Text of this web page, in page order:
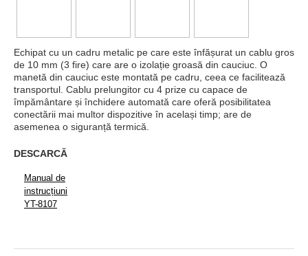
Echipat cu un cadru metalic pe care este înfășurat un cablu gros
de 10 mm (3 fire) care are o izolație groasă din cauciuc. O
manetă din cauciuc este montată pe cadru, ceea ce facilitează
transportul. Cablu prelungitor cu 4 prize cu capace de
împământare și închidere automată care oferă posibilitatea
conectării mai multor dispozitive în același timp; are de
asemenea o siguranță termică.
DESCARCĂ
Manual de
instrucțiuni
YT-8107